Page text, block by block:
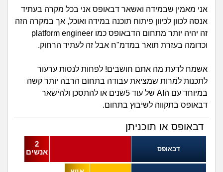
מתבגרים
מהבקו"ם... ועד מתי?!
לימודים וסטודנטים
בית, שכנים ושותפים
אני מאמין שבמידה ואשאר דבאופס אני בכל מקרה בעתיד
אנסה לכוון לכיוון פיתוח תוכנה במידה ואוכל, אך במקרה הזה
זה יהיה יותר מתחום הדבאופס כמו platform engineer
וכדומה בעזרת תואר במדמ"ח אבל זה לעתיד הרחוק.
אשמח לדעת מה אתם חושבים! לפחות לנסות ערעור
לתכנות למרות שמציאת עבודה בתחום הרבה יותר קשה
במיוחד עם הAI של עוד 5שנים או להתסכן ולהישאר
דבאופס בתקווה לשיבוץ בתחום.
דבאופס או תוכניתן
דבאופס
2
אנשים